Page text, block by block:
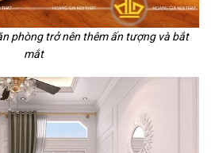
phòng trở nên thêm ấn tượng và bắt
mắt